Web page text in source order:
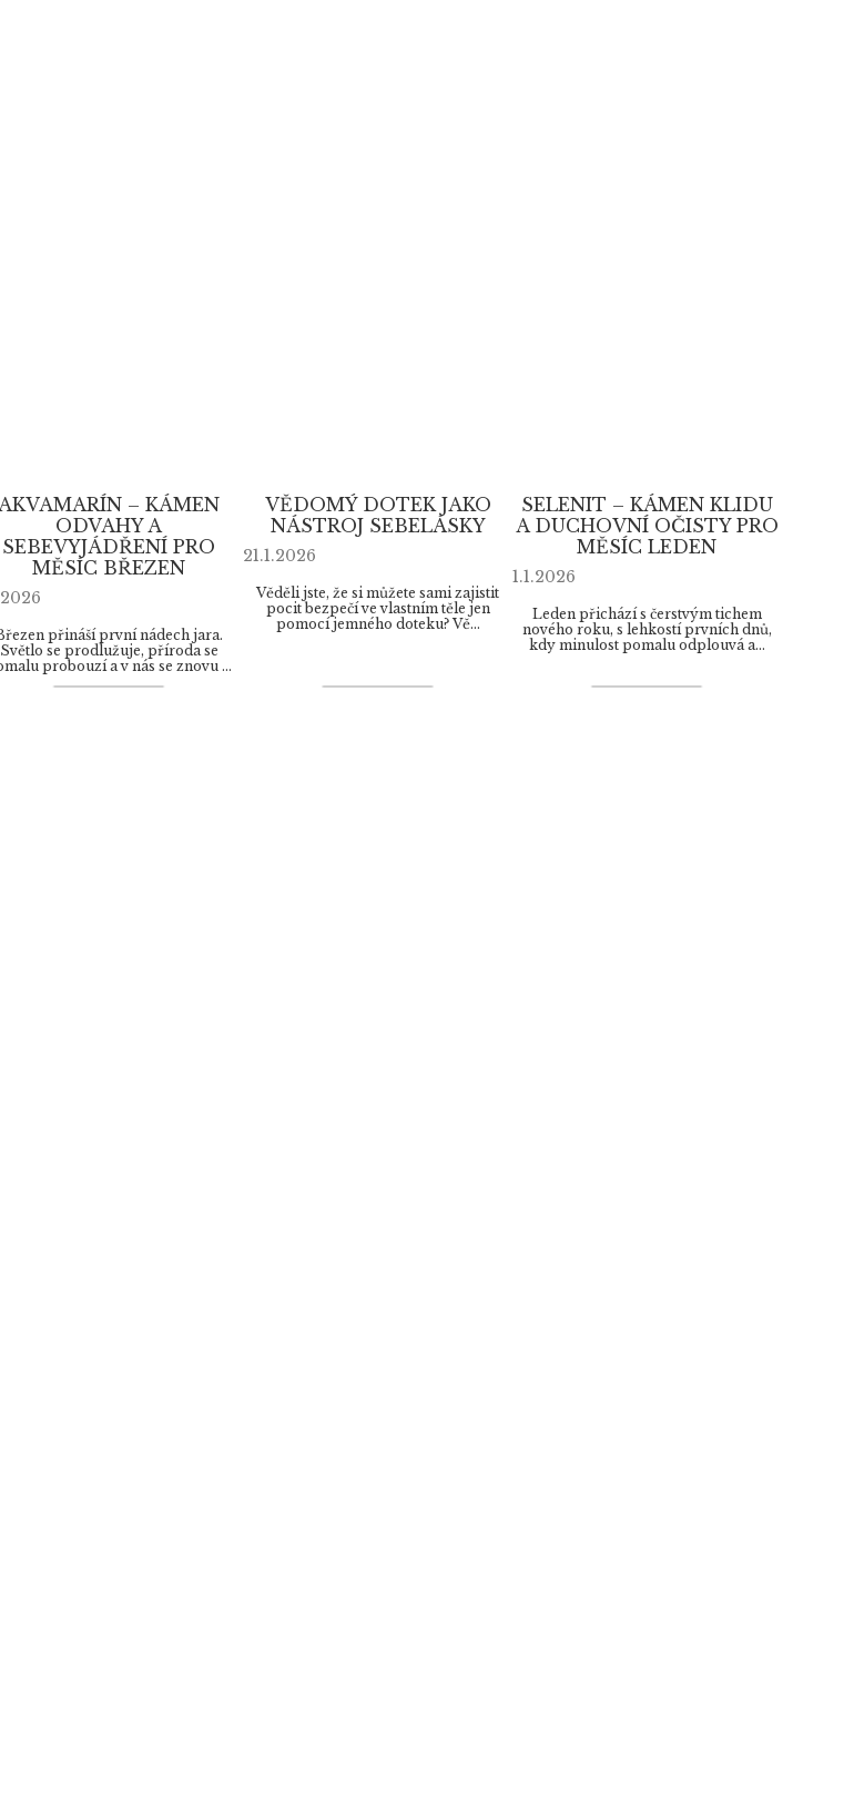
AKVAMARÍN – KÁMEN
ODVAHY A
SEBEVYJÁDŘENÍ PRO
MĚSÍC BŘEZEN
přináší první nádech jara.
Světlo se prodlužuje, příroda se
probouzí a v nás se znovu ...
VĚDOMÝ DOTEK JAKO
NÁSTROJ SEBELÁSKY
21.1.2026
Věděli jste, že si můžete sami zajistit
pocit bezpečí ve vlastním těle jen
pomocí jemného doteku? Vě...
SELENIT – KÁMEN KLIDU
A DUCHOVNÍ OČISTY PRO
MĚSÍC LEDEN
1.1.2026
Leden přichází s čerstvým tichem
nového roku, s lehkostí prvních dnů,
kdy minulost pomalu odplouvá a...